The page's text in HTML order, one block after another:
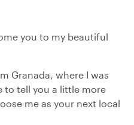
you to my beautiful
Granada, where I was
to tell you a little more
me as your next local